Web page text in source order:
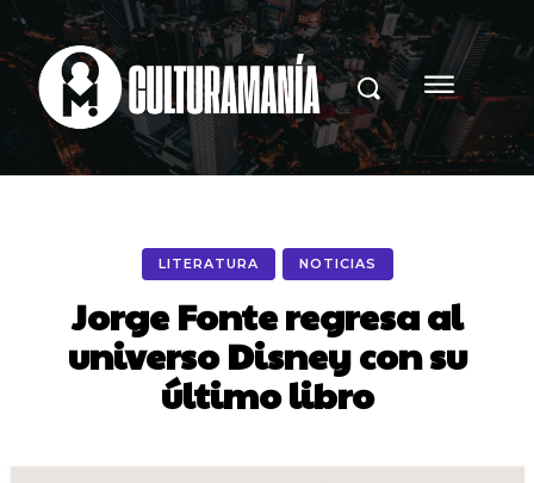
LITERATURA NOTICIAS
Jorge Fonte regresa al
universo Disney con su
último libro